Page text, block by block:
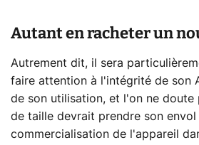
Autant en racheter un
Autrement dit, il sera
faire attention à l'intégrité de son
de son utilisation, et l'on ne doute
de taille devrait prendre son envol
commercialisation de l'appareil